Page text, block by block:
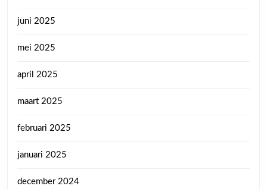
juni 2025
mei 2025
april 2025
maart 2025
februari 2025
januari 2025
december 2024